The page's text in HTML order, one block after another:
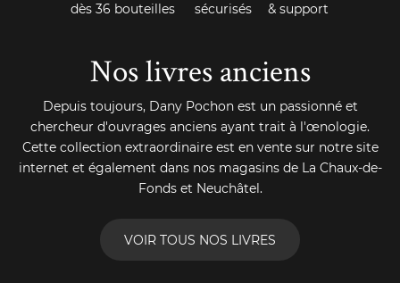
dès 36 bouteilles
sécurisés
& support
Nos livres anciens
Depuis toujours, Dany Pochon est un passionné et
chercheur d'ouvrages anciens ayant trait à l'œnologie.
Cette collection extraordinaire est en vente sur notre site
internet et également dans nos magasins de La Chaux-de-
Fonds et Neuchâtel.
VOIR TOUS NOS LIVRES